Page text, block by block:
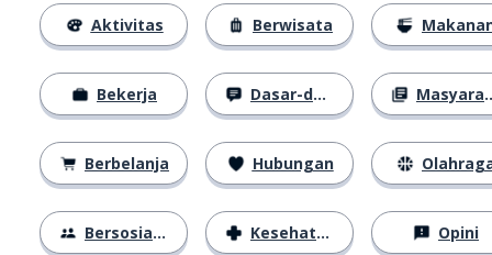
Aktivitas
Bekerja
Berbelanja
Bersosialisasi
Berwisata
Dasar-dasar
Hubungan
Kesehatan
Masyarakat
Opini